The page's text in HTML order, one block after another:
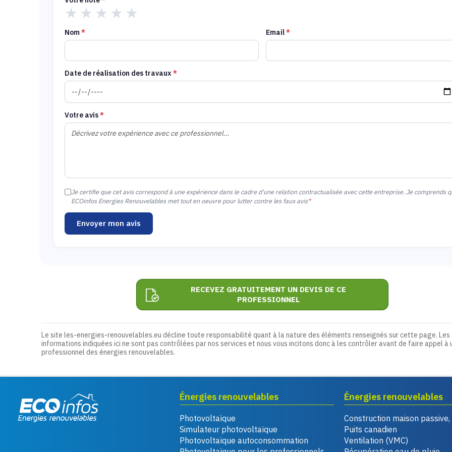
★ ★ ★ ★ ★
Nom* Email*
Date de réalisation des travaux *
Votre avis*
Je certifie que cet avis correspond à une expérience dans le cadre d'une relation contractualisée avec cette entreprise. Je comprends
ECOinfos Energies Renouvelables met tout en oeuvre pour lutter contre les faux avis*
Envoyer mon avis
RECEVEZ GRATUITEMENT UN DEVIS DE CE
PROFESSIONNEL
Le site les-energies-renouvelables.eu décline toute responsabilité quant à la nature des éléments renseignés sur cette page. Les
informations indiquées ici ne sont pas contrôlées par nos services et nous vous incitons donc à les contrôler avant de faire appel à
professionnel des énergies renouvelables.
Énergies renouvelables
Photovoltaïque
Simulateur photovoltaïque
Photovoltaïque autoconsommation
Énergies renouvelables
Construction maison passive,
Puits canadien
Ventilation (VMC)